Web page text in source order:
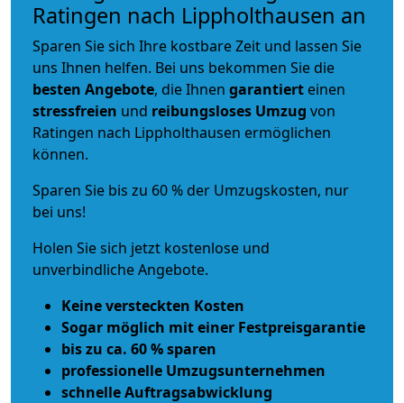
Ratingen nach Lippholthausen an
Sparen Sie sich Ihre kostbare Zeit und lassen Sie
uns Ihnen helfen. Bei uns bekommen Sie die
besten Angebote, die Ihnen garantiert einen
stressfreien und reibungsloses Umzug von
Ratingen nach Lippholthausen ermöglichen
können.
Sparen Sie bis zu 60 % der Umzugskosten, nur
bei uns!
Holen Sie sich jetzt kostenlose und
unverbindliche Angebote.
Keine versteckten Kosten
Sogar möglich mit einer Festpreisgarantie
bis zu ca. 60 % sparen
professionelle Umzugsunternehmen
schnelle Auftragsabwicklung